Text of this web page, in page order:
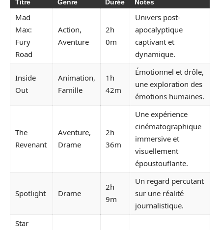
Titre Genre Durée Notes
Mad
Max:
Fury
Road
Action,
Aventure
2h
0m
Univers post-
apocalyptique
captivant et
dynamique.
Inside
Out
Animation,
Famille
1h
42m
Émotionnel et drôle,
une exploration des
émotions humaines.
The
Revenant
Aventure,
Drame
2h
36m
Une expérience
cinématographique
immersive et
visuellement
époustouflante.
Spotlight Drame
2h
9m
Un regard percutant
sur une réalité
journalistique.
Star